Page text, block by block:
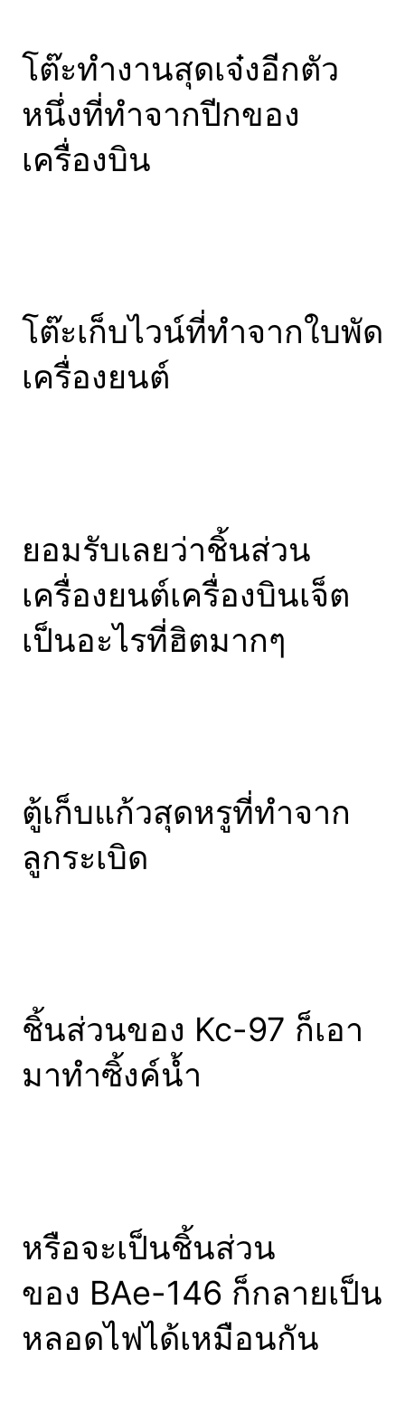
โต๊ะทำงานสุดเจ๋งอีกตัว
หนึ่งที่ทำจากปีกของ
เครื่องบิน
โต๊ะเก็บไวน์ที่ทำจากใบพัด
เครื่องยนต์
ยอมรับเลยว่าชิ้นส่วน
เครื่องยนต์เครื่องบินเจ็ต
เป็นอะไรที่ฮิตมากๆ
ตู้เก็บแก้วสุดหรูที่ทำจาก
ลูกระเบิด
ชิ้นส่วนของ Kc-97 ก็เอา
มาทำซิ้งค์น้ำ
หรือจะเป็นชิ้นส่วน
ของ BAe-146 ก็กลายเป็น
หลอดไฟได้เหมือนกัน